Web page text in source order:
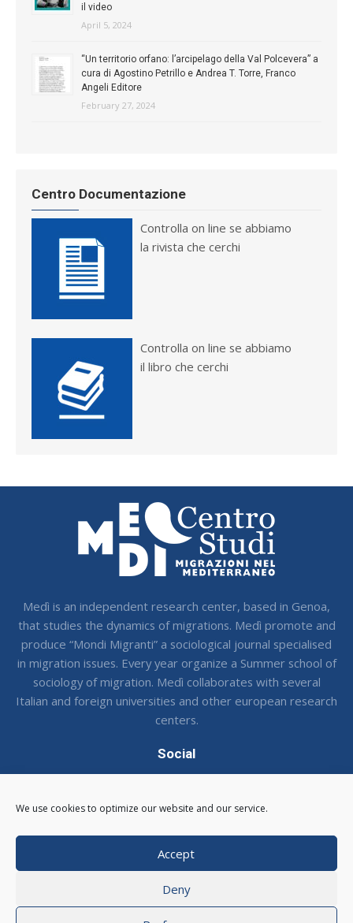
We use cookies to optimize our website and our service.
Accept
Deny
il video
April 5, 2024
“Un territorio orfano: l’arcipelago della Val Polcevera” a
cura di Agostino Petrillo e Andrea T. Torre, Franco
Angeli Editore
February 27, 2024
Centro Documentazione
Controlla on line se abbiamo
la rivista che cerchi
Controlla on line se abbiamo
il libro che cerchi
Medì is an independent research center, based in Genoa,
that studies the dynamics of migrations. Medì promote and
produce “Mondi Migranti” a sociological journal specialised
in migration issues. Every year organize a Summer school of
sociology of migration. Medì collaborates with several
Italian and foreign universities and other european research
centers.
Social
© 2026 CSMedi - Centro Studi Medi